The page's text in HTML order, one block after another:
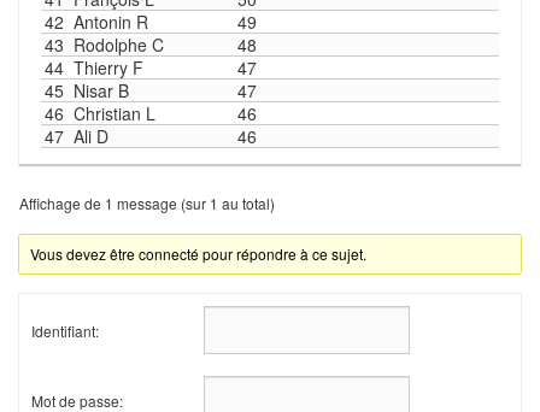
42 Antonin R
49
43 Rodolphe C
48
44 Thierry F
47
45 Nisar B
47
46 Christian L
46
47 Ali D 46
Affichage de 1 message (sur 1 au total)
Vous devez être connecté pour répondre à ce sujet.
Identifiant:
Mot de passe: